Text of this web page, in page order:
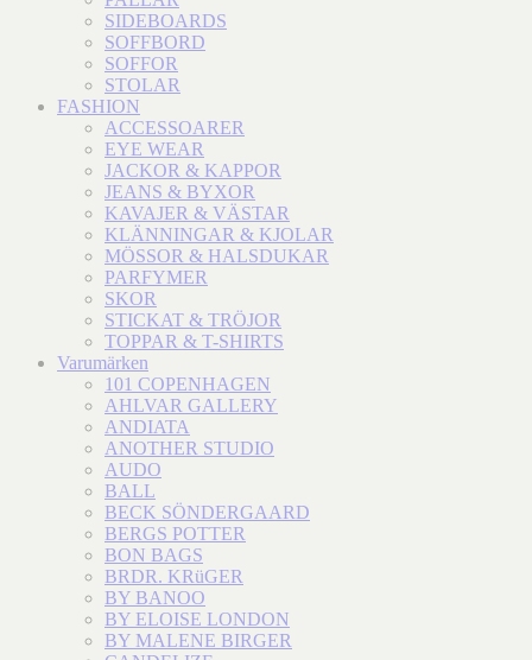
SIDEBOARDS
SOFFBORD
SOFFOR
STOLAR
FASHION
ACCESSOARER
EYE WEAR
JACKOR & KAPPOR
JEANS & BYXOR
KAVAJER & VÄSTAR
KLÄNNINGAR & KJOLAR
MÖSSOR & HALSDUKAR
PARFYMER
SKOR
STICKAT & TRÖJOR
TOPPAR & T-SHIRTS
Varumärken
101 COPENHAGEN
AHLVAR GALLERY
ANDIATA
ANOTHER STUDIO
AUDO
BALL
BECK SÖNDERGAARD
BERGS POTTER
BON BAGS
BRDR. KRüGER
BY BANOO
BY ELOISE LONDON
BY MALENE BIRGER